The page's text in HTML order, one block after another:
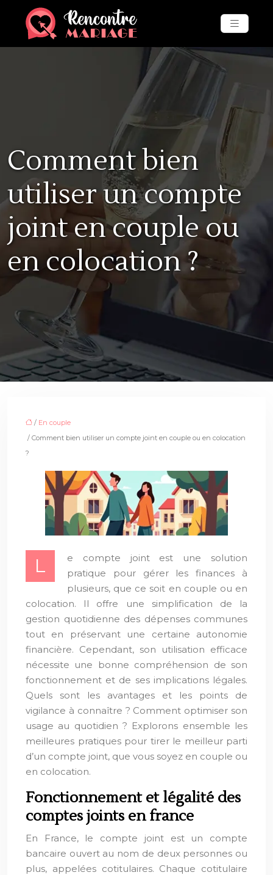
Comment bien
utiliser un compte
joint en couple ou
en colocation ?
/ En couple
/ Comment bien utiliser un compte joint en couple ou en colocation
?
L
e compte joint est une solution
pratique pour gérer les finances à
plusieurs, que ce soit en couple ou en
colocation. Il offre une simplification de la
gestion quotidienne des dépenses communes
tout en préservant une certaine autonomie
financière. Cependant, son utilisation efficace
nécessite une bonne compréhension de son
fonctionnement et de ses implications légales.
Quels sont les avantages et les points de
vigilance à connaître ? Comment optimiser son
usage au quotidien ? Explorons ensemble les
meilleures pratiques pour tirer le meilleur parti
d’un compte joint, que vous soyez en couple ou
en colocation.
Fonctionnement et légalité des
comptes joints en france
En France, le compte joint est un compte
bancaire ouvert au nom de deux personnes ou
plus, appelées cotitulaires. Chaque cotitulaire